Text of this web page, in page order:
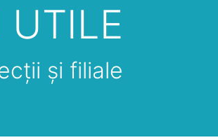
UTILE
și filiale